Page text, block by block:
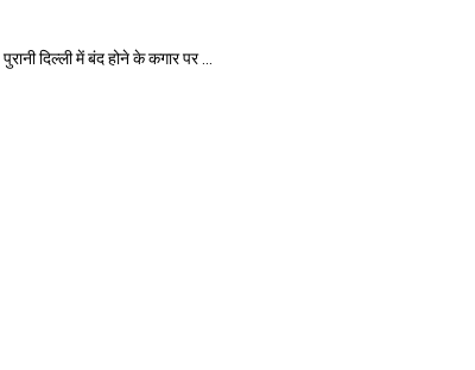
दिल्ली में बंद होने के कगार पर ...